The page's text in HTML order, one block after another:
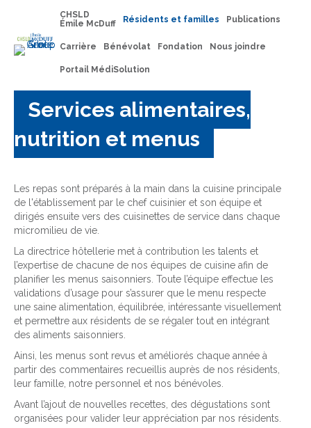
CHSLD
Émile McDuff
Résidents et familles Publications
Carrière Bénévolat Fondation Nous joindre
Portail MédiSolution
Services alimentaires,
nutrition et menus
Les repas sont préparés à la main dans la cuisine principale
de l'établissement par le chef cuisinier et son équipe et
dirigés ensuite vers des cuisinettes de service dans chaque
micromilieu de vie.
La directrice hôtellerie met à contribution les talents et
l’expertise de chacune de nos équipes de cuisine afin de
planifier les menus saisonniers. Toute l’équipe effectue les
validations d’usage pour s’assurer que le menu respecte
une saine alimentation, équilibrée, intéressante visuellement
et permettre aux résidents de se régaler tout en intégrant
des aliments saisonniers.
Ainsi, les menus sont revus et améliorés chaque année à
partir des commentaires recueillis auprès de nos résidents,
leur famille, notre personnel et nos bénévoles.
Avant l’ajout de nouvelles recettes, des dégustations sont
organisées pour valider leur appréciation par nos résidents.